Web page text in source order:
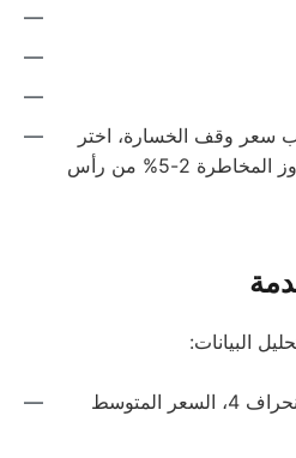
سعر وقف الخسارة، اختر
بحيث لا يتجاوز المخاطرة 2-5% من رأس
البيانات:
بولينجر باندز 20 فترة (انحراف 4، السعر المتوسط